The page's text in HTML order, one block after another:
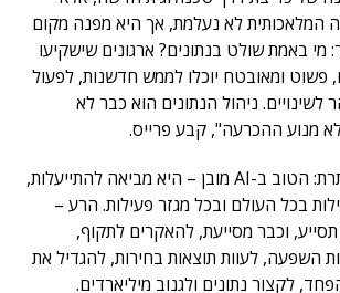
המלאכותית לא נעלמת, אך היא מפנה מקום
מי באמת שולט בנתונים? ארגונים שישקיעו
פשוט ומאובטח יוכלו לממש חדשנות, לפעול
לשינויים. ניהול הנתונים הוא כבר לא
מנוע ההכרעה", קבע פרייס.
לסיום, בחזרה לכותרת: הטוב ב-AI מובן – היא מביאה להתייעלות,
בכל העולם ובכל מגזר פעילות. הרע –
וכבר מסייעת, להאקרים לתקוף,
השפעה, לעוות תוצאות בחירות, להגדיל את
לקצור נתונים ולגנוב מיליארדים.